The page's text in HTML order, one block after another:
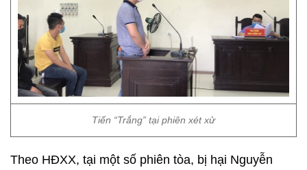
Tiến “Trắng” tại phiên xét xử
Theo HĐXX, tại một số phiên tòa, bị hại Nguyễn